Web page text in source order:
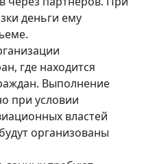
деньги ему
где находится
Выполнение
при условии
властей
организованы